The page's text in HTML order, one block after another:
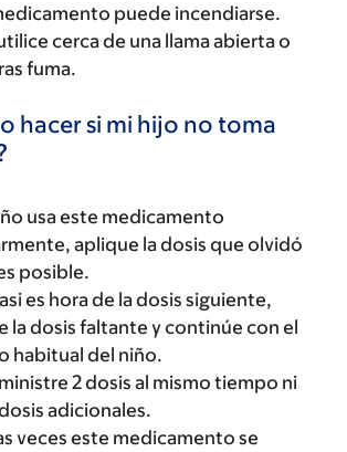
puede incendiarse.
cerca de una llama abierta o
fuma.
hacer si mi hijo no toma
usa este medicamento
aplique la dosis que olvidó
posible.
es hora de la dosis siguiente,
la dosis faltante y continúe con el
habitual del niño.
2 dosis al mismo tiempo ni
adicionales.
veces este medicamento se